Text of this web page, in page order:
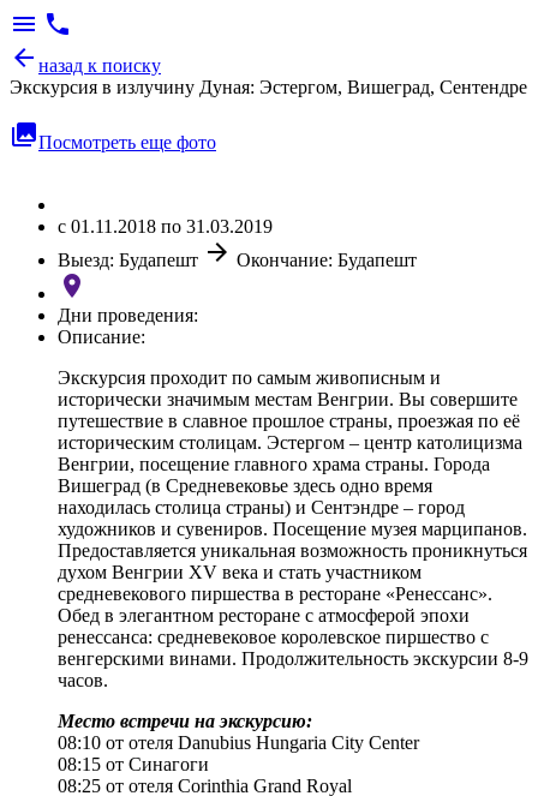
menu phone
arrow_back назад к поиску
Экскурсия в излучину Дуная: Эстергом, Вишеград, Сентендре
photo_libraryПосмотреть еще фото
c 01.11.2018 по 31.03.2019
Выезд: Будапешт arrow_forward Окончание: Будапешт
location_on
Дни проведения:
Описание:
Экскурсия проходит по самым живописным и
исторически значимым местам Венгрии. Вы совершите
путешествие в славное прошлое страны, проезжая по её
историческим столицам. Эстергом – центр католицизма
Венгрии, посещение главного храма страны. Города
Вишеград (в Средневековье здесь одно время
находилась столица страны) и Сентэндре – город
художников и сувениров. Посещение музея марципанов.
Предоставляется уникальная возможность проникнуться
духом Венгрии ХV века и стать участником
средневекового пиршества в ресторане «Ренессанс».
Обед в элегантном ресторане с атмосферой эпохи
ренессанса: средневековое королевское пиршество с
венгерскими винами. Продолжительность экскурсии 8-9
часов.
Место встречи на экскурсию:
08:10 от отеля Danubius Hungaria City Center
08:15 от Синагоги
08:25 от отеля Corinthia Grand Royal